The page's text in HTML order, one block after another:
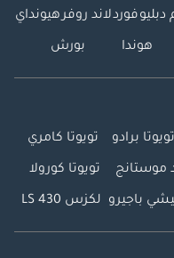
دبليوفوردلاند روفرهيونداي
هوندا بورش
تويوتا برادو تويوتا كامري
موستانج تويوتا كورولا
باجيرو لكزس LS 430